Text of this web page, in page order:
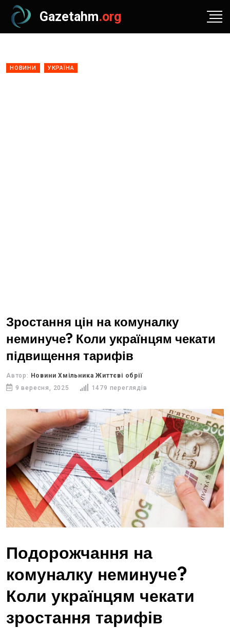
Gazetahm.org
НОВИНИ УКРАЇНА
Зростання цін на комуналку
неминуче? Коли українцям чекати
підвищення тарифів
Автор: Новини Хмільника Життєві обрії
9 вересня, 2025
1479 переглядів
Подорожчання на
комуналку неминуче?
Коли українцям чекати
зростання тарифів